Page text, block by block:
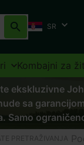
SR
Kombajni za
ekskluzivne
sa
Samo
PRETRAŽIVANJA